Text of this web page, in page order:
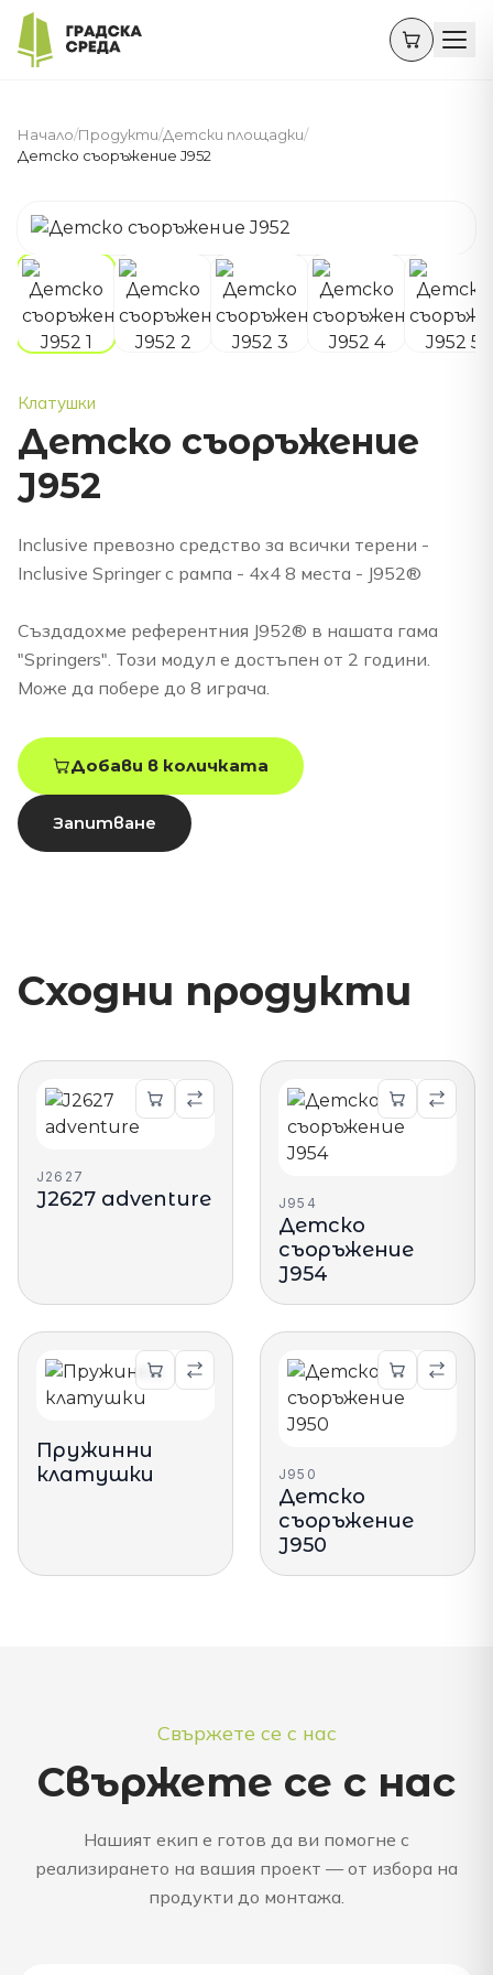
Начало/Продукти/Детски площадки/
Детско съоръжение J952
Клатушки
Детско съоръжение
J952
Inclusive превозно средство за всички терени -
Inclusive Springer с рампа - 4x4 8 места - J952®
Създадохме референтния J952® в нашата гама
"Springers". Този модул е достъпен от 2 години.
Може да побере до 8 играча.
Добави в количката
Запитване
Сходни продукти
J2627
J2627 adventure J954
Детско
съоръжение
J954
Пружинни
клатушки
J950
Детско
съоръжение
J950
Свържете се с нас
Свържете се с нас
Нашият екип е готов да ви помогне с
реализирането на вашия проект — от избора на
продукти до монтажа.